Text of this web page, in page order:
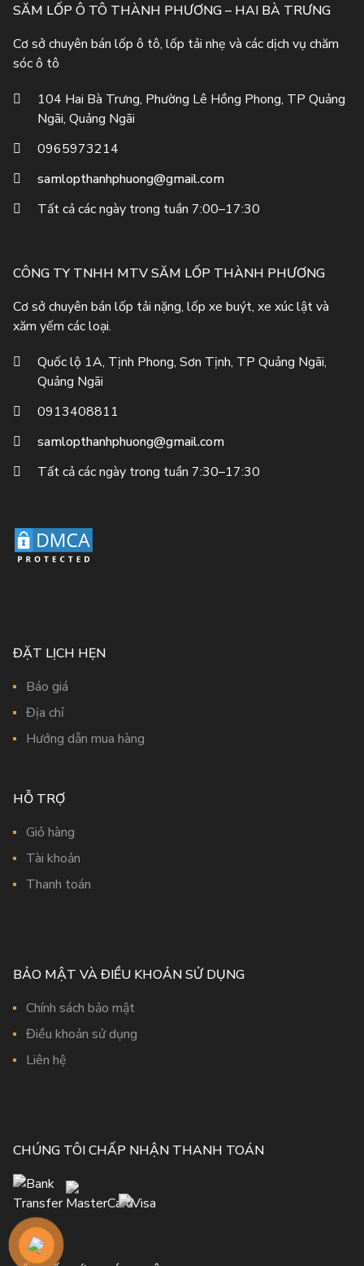
SĂM LỐP Ô TÔ THÀNH PHƯƠNG – HAI BÀ TRƯNG
Cơ sở chuyên bán lốp ô tô, lốp tải nhẹ và các dịch vụ chăm
sóc ô tô
104 Hai Bà Trưng, Phường Lê Hồng Phong, TP Quảng
Ngãi, Quảng Ngãi
0965973214
samlopthanhphuong@gmail.com
Tất cả các ngày trong tuần 7:00–17:30
CÔNG TY TNHH MTV SĂM LỐP THÀNH PHƯƠNG
Cơ sở chuyên bán lốp tải nặng, lốp xe buýt, xe xúc lật và
xăm yếm các loại.
Quốc lộ 1A, Tịnh Phong, Sơn Tịnh, TP Quảng Ngãi,
Quảng Ngãi
0913408811
samlopthanhphuong@gmail.com
Tất cả các ngày trong tuần 7:30–17:30
ĐẶT LỊCH HẸN
Báo giá
Địa chỉ
Hướng dẫn mua hàng
HỖ TRỢ
Giỏ hàng
Tài khoản
Thanh toán
BẢO MẬT VÀ ĐIỀU KHOẢN SỬ DỤNG
Chính sách bảo mật
Điều khoản sử dụng
Liên hệ
CHÚNG TÔI CHẤP NHẬN THANH TOÁN